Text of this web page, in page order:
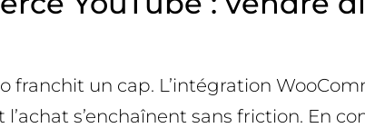
franchit un cap. L’intégration
s’enchaînent sans friction. En